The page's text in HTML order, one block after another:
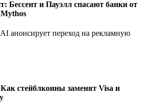
Бессент и Пауэлл спасают банки от
анонсирует переход на рекламную
стейблкоины заменят Visa и